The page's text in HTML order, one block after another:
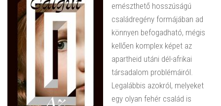
emészthető hosszúságú
családregény formájában ad
könnyen befogadható, mégis
kellően komplex képet az
apartheid utáni dél-afrikai
társadalom problémáiról.
Legalábbis azokról, melyeket
egy olyan fehér család is